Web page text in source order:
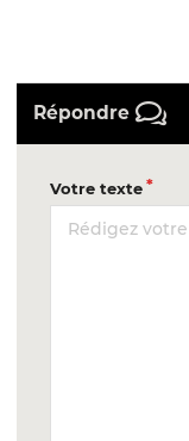
Répondre
Votre texte